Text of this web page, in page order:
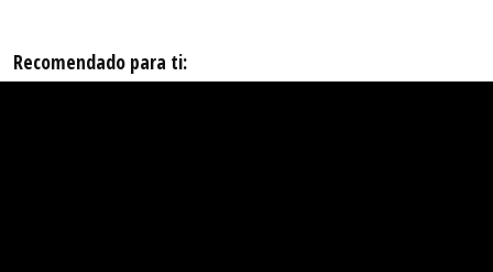
Recomendado para ti: